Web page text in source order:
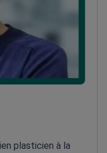
plasticien à la